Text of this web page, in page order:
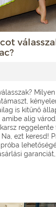
is kitűnő
alig
reggelente
ezt keresd!